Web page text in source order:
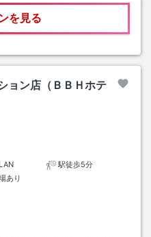
を見る
ョン店（ＢＢＨホテ
駅徒歩5分
あり